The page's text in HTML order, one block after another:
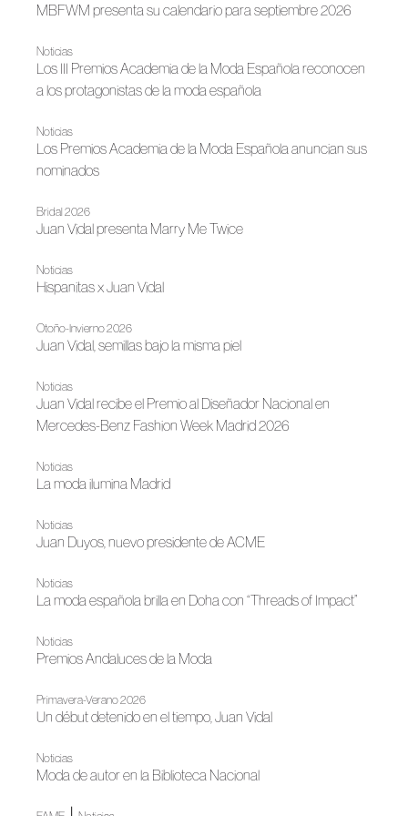
MBFWM presenta su calendario para septiembre 2026
Noticias
Los III Premios Academia de la Moda Española reconocen
a los protagonistas de la moda española
Noticias
Los Premios Academia de la Moda Española anuncian sus
nominados
Bridal 2026
Juan Vidal presenta Marry Me Twice
Noticias
Hispanitas x Juan Vidal
Otoño-Invierno 2026
Juan Vidal, semillas bajo la misma piel
Noticias
Juan Vidal recibe el Premio al Diseñador Nacional en
Mercedes-Benz Fashion Week Madrid 2026
Noticias
La moda ilumina Madrid
Noticias
Juan Duyos, nuevo presidente de ACME
Noticias
La moda española brilla en Doha con “Threads of Impact”
Noticias
Premios Andaluces de la Moda
Primavera-Verano 2026
Un début detenido en el tiempo, Juan Vidal
Noticias
Moda de autor en la Biblioteca Nacional